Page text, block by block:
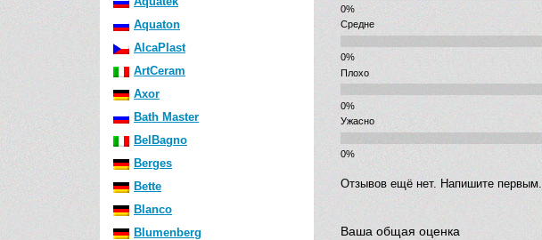
Aquaton
AlcaPlast
ArtCeram
Axor
Bath Master
BelBagno
Berges
Bette
Blanco
Blumenberg
Средне
Плохо
Ужасно
Отзывов ещё нет. Напишите первым.
Ваша общая оценка